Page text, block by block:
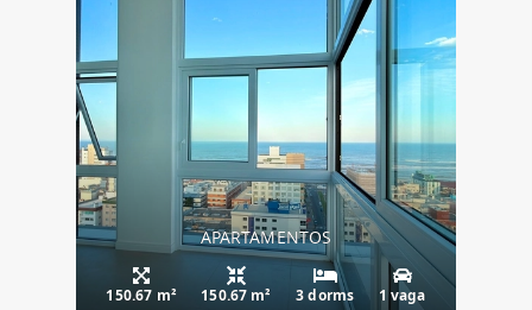
APARTAMENTOS
150.67 m² 150.67 m² 3 dorms 1 vaga